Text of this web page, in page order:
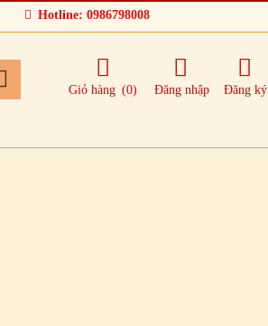
Hotline: 0986798008
Giỏ hàng (0) Đăng nhập Đăng ký